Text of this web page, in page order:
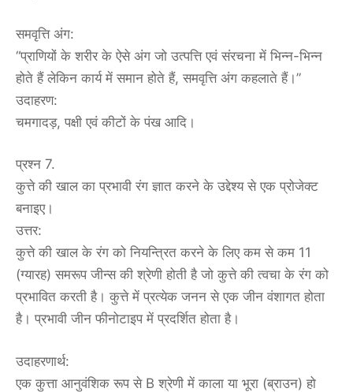
समवृत्ति अंग:
“प्राणियों के शरीर के ऐसे अंग जो उत्पत्ति एवं संरचना में भिन्न-भिन्न
होते हैं लेकिन कार्य में समान होते हैं, समवृत्ति अंग कहलाते हैं।”
उदाहरण:
चमगादड़, पक्षी एवं कीटों के पंख आदि।
प्रश्न 7.
कुत्ते की खाल का प्रभावी रंग ज्ञात करने के उद्देश्य से एक प्रोजेक्ट
बनाइए।
उत्तर:
कुत्ते की खाल के रंग को नियन्त्रित करने के लिए कम से कम 11
(ग्यारह) समरूप जीन्स की श्रेणी होती है जो कुत्ते की त्वचा के रंग को
प्रभावित करती है। कुत्ते में प्रत्येक जनन से एक जीन वंशागत होता
है। प्रभावी जीन फीनोटाइप में प्रदर्शित होता है।
उदाहरणार्थ:
एक कुत्ता आनुवंशिक रूप से B श्रेणी में काला या भूरा (ब्राउन) हो